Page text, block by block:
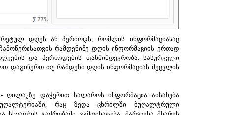
დღეს ან პერიოდს, რომლის ინფორმაციასაც
რამდენიმე დღის ინფორმაციის ერთად
და პერიოდების თანმიმდევრობა. სასურველი
დაგიწერთ თუ რამდენი დღის ინფორმაციას შეცვლის
-ღილაკზე დაჭერით სალაროს ინფორმაცია აისახება
რაც ზედა ცხრილში ბუღალტრული